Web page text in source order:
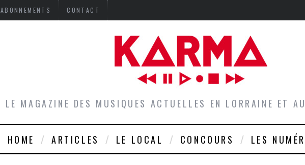
ABONNEMENTS CONTACT
LE MAGAZINE DES MUSIQUES ACTUELLES EN LORRAINE ET
HOME ARTICLES LE LOCAL CONCOURS LES